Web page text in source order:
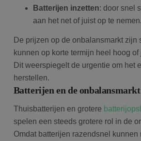
Batterijen inzetten: door snel
aan het net of juist op te nemen.
De prijzen op de onbalansmarkt zijn
kunnen op korte termijn heel hoog
Dit weerspiegelt de urgentie om het
herstellen.
Batterijen en de onbalansmarkt
Thuisbatterijen en grotere
spelen een steeds grotere rol in de
Omdat batterijen razendsnel kunnen